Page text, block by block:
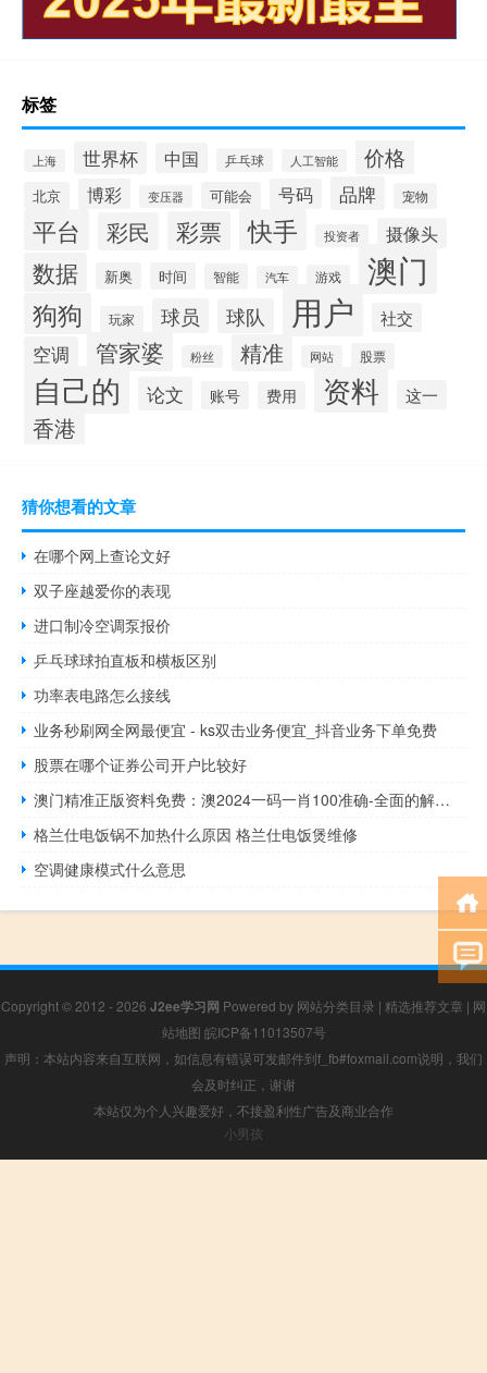
标签
上海 世界杯 中国 乒乓球 人工智能 价格
北京 博彩 变压器 可能会 号码 品牌 宠物
平台 彩民 彩票 快手 投资者 摄像头
数据 新奥 时间 智能 汽车 游戏 澳门
狗狗 玩家 球员 球队 用户 社交
空调 管家婆 粉丝 精准 网站 股票
自己的 论文 账号 费用 资料 这一
香港
猜你想看的文章
在哪个网上查论文好
双子座越爱你的表现
进口制冷空调泵报价
乒乓球球拍直板和横板区别
功率表电路怎么接线
业务秒刷网全网最便宜 - ks双击业务便宜_抖音业务下单免费
股票在哪个证券公司开户比较好
澳门精准正版资料免费：澳2024一码一肖100准确-全面的解析落实-761.V1.6
格兰仕电饭锅不加热什么原因 格兰仕电饭煲维修
空调健康模式什么意思
Copyright © 2012 - 2026 J2ee学习网 Powered by 网站分类目录 | 精选推荐文章 | 网
站地图 皖ICP备11013507号
声明：本站内容来自互联网，如信息有错误可发邮件到f_fb#foxmail.com说明，我们
会及时纠正，谢谢
本站仅为个人兴趣爱好，不接盈利性广告及商业合作
小男孩